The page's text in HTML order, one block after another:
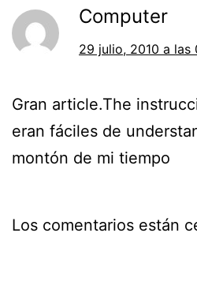
Computer
29 julio, 2010 a las
Gran article.The
eran fáciles de
montón de mi tiempo
Los comentarios están